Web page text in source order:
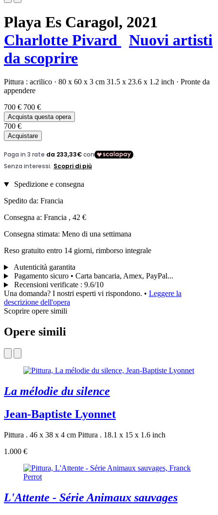
Playa Es Caragol, 2021
Charlotte Pivard
Nuovi artisti
da scoprire
Pittura : acrilico · 80 x 60 x 3 cm 31.5 x 23.6 x 1.2 inch · Pronte da
appendere
700 € 700 €
Acquista questa opera
700 €
Acquistare
Spedizione e consegna
Spedito da: Francia
Consegna a: Francia , 42 €
Consegna stimata: Meno di una settimana
Reso gratuito entro 14 giorni, rimborso integrale
Autenticità garantita
Pagamento sicuro • Carta bancaria, Amex, PayPal...
Recensioni verificate : 9.6/10
Una domanda? I nostri esperti vi rispondono. • Leggere la
descrizione dell'opera
Scoprire opere simili
Opere simili
La mélodie du silence
Jean-Baptiste Lyonnet
Pittura . 46 x 38 x 4 cm Pittura . 18.1 x 15 x 1.6 inch
1.000 €
L'Attente - Série Animaux sauvages